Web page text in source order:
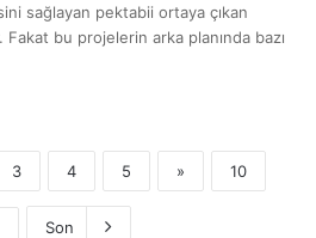
sağlayan pektabii ortaya çıkan
bu projelerin arka planında bazı
3 4 5 » 10
Son